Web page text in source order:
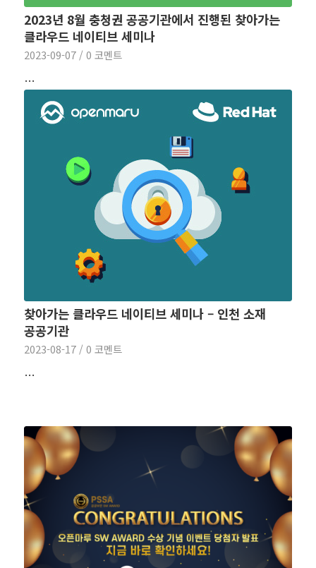
2023년 8월 충청권 공공기관에서 진행된 찾아가는
클라우드 네이티브 세미나
2023-09-07 / 0 코멘트
…
찾아가는 클라우드 네이티브 세미나 – 인천 소재
공공기관
2023-08-17 / 0 코멘트
…